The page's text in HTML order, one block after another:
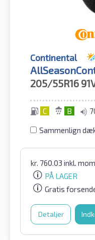
Continental
205/55R16
C B
Sammenlign
kr. 760.03 inkl.
PÅ LAGER
Gratis
Detaljer